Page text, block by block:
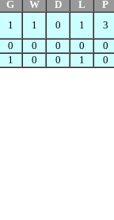
G W D L P
1 1 0 1 3
0 0 0 0 0
1 0 0 1 0